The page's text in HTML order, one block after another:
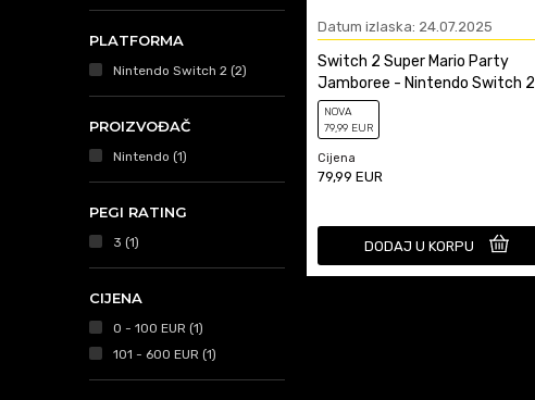
PLATFORMA
Nintendo Switch 2 (2)
PROIZVOĐAČ
Nintendo (1)
PEGI RATING
3 (1)
CIJENA
0 - 100 EUR (1)
101 - 600 EUR (1)
Datum izlaska: 24.07.2025
Switch 2 Super Mario Party
Jamboree - Nintendo Switch 2
Edition
NOVA
79,99 EUR
Cijena
79,99 EUR
DODAJ U KORPU